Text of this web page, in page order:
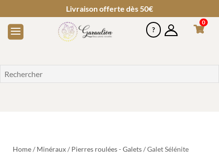
Livraison offerte dès 50€
0
Home/ Minéraux/ Pierres roulées - Galets/ Galet Sélénite